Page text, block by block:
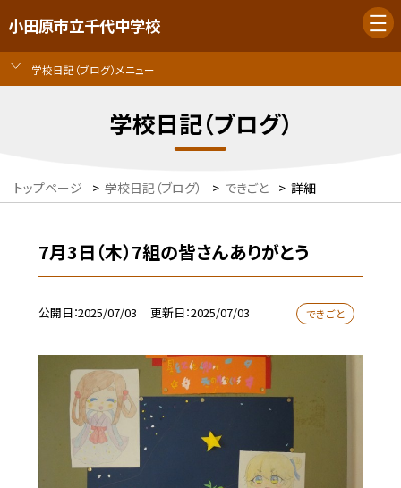
小田原市立千代中学校
学校日記（ブログ）メニュー
学校日記（ブログ）
トップページ > 学校日記（ブログ） > できごと > 詳細
7月3日（木）7組の皆さんありがとう
公開日 2025/07/03 更新日 2025/07/03 できごと